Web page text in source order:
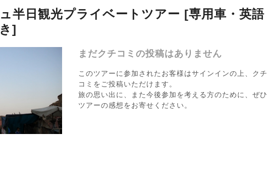
半日観光プライベートツアー [専用車・英語
]
まだクチコミの投稿はありません
このツアーに参加されたお客様はサインインの上、クチ
コミをご投稿いただけます。
旅の思い出に、また今後参加を考える方のために、ぜひ
ツアーの感想をお寄せください。